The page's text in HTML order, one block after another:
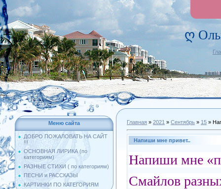
ღ
Меню сайта
ДОБРО ПОЖАЛОВАТЬ НА САЙТ
!!!
ОСНОВНАЯ ЛИРИКА (по
категориям)
РАЗНЫЕ СТИХИ ( по категориям)
ПЕСНИ и РАССКАЗЫ
КАРТИНКИ ПО КАТЕГОРИЯМ
Главная » 2021 » Сентябрь » 15 »
Напиши мне привет..
Напиши мне
Смайлов